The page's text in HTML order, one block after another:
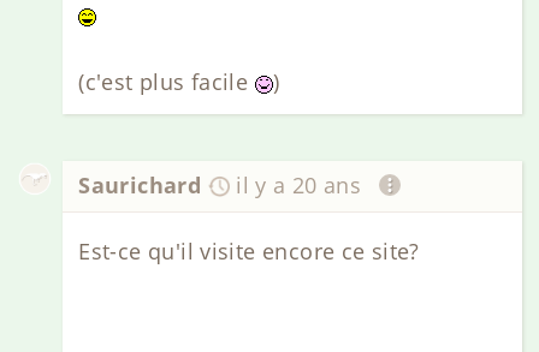
(c'est plus facile )
Saurichard il y a 20 ans
Est-ce qu'il visite encore ce site?